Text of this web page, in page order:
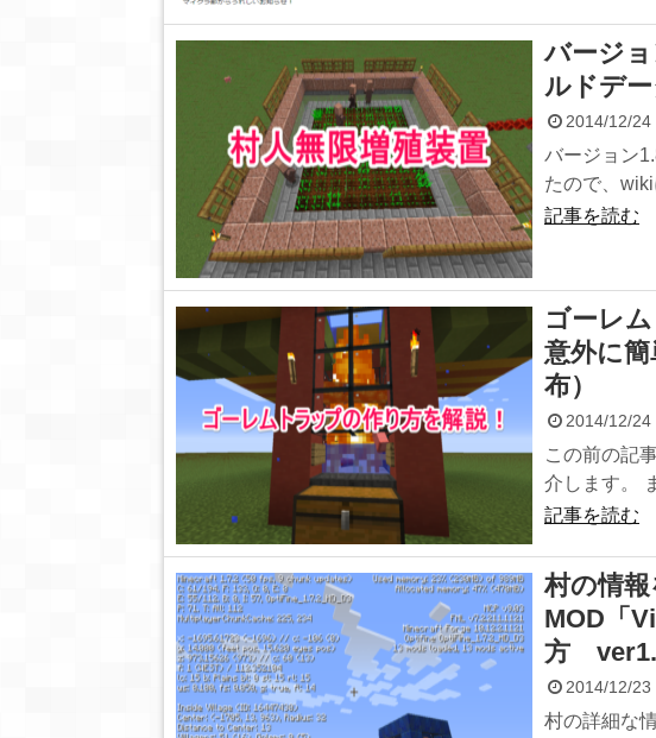
バージ
ルドデー
2014/12/24
バージョン
たので、
記事を読む
ゴーレ
意外に
布）
2014/12/24
この前の記
介します。
記事を読む
村の情
MOD「
方
2014/12/23
村の詳細な